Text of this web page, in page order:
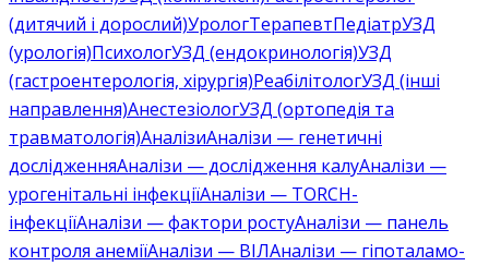
(дитячий і дорослий)УрологТерапевтПедіатрУЗД
(урологія)ПсихологУЗД (ендокринологія)УЗД
(гастроентерологія, хірургія)РеабілітологУЗД (інші
направлення)АнестезіологУЗД (ортопедія та
травматологія)АналізиАналізи — генетичні
дослідженняАналізи — дослідження калуАналізи —
урогенітальні інфекціїАналізи — TORCH-
інфекціїАналізи — фактори ростуАналізи — панель
контроля анеміїАналізи — ВІЛАналізи — гіпоталамо-